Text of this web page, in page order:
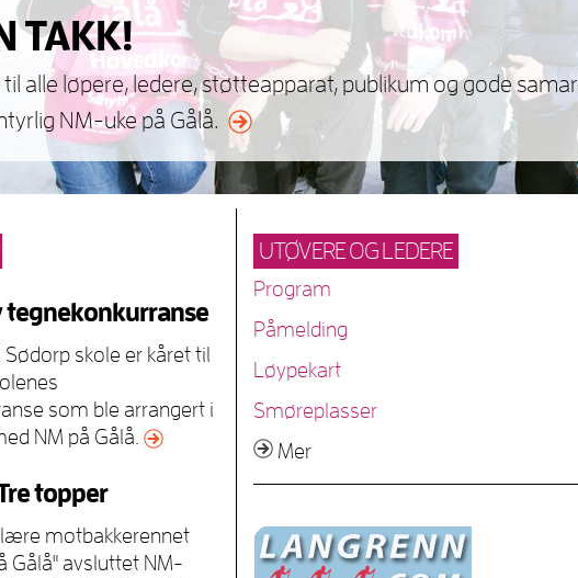
TAKK!
til alle løpere, ledere, støtteapparat, publikum og gode
NM-uke på Gålå.
tegnekonkurranse
skole er kåret til
som ble arrangert i
NM på Gålå.
topper
motbakkerennet
Gålå" avsluttet NM-
UTØVERE OG LEDERE
Program
Påmelding
Løypekart
Smøreplasser
Mer